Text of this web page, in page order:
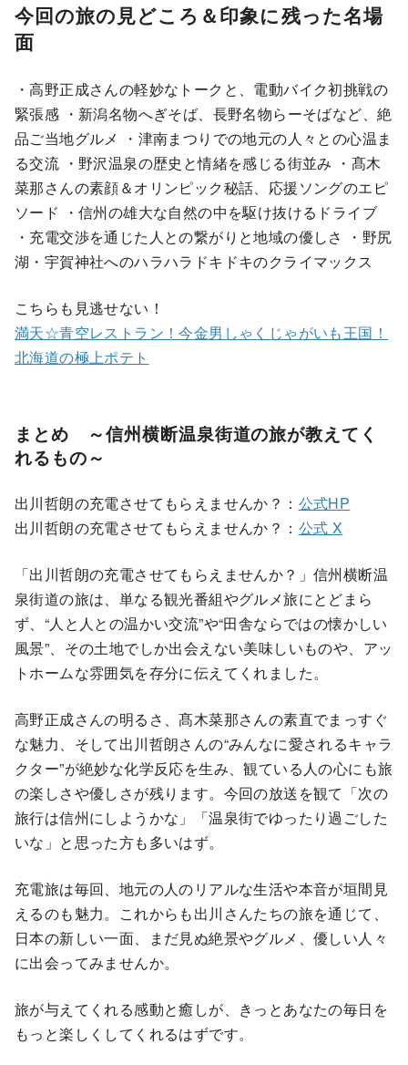
今回の旅の見どころ＆印象に残った名場
面
・高野正成さんの軽妙なトークと、電動バイク初挑戦の
緊張感 ・新潟名物へぎそば、長野名物らーそばなど、絶
品ご当地グルメ ・津南まつりでの地元の人々との心温ま
る交流 ・野沢温泉の歴史と情緒を感じる街並み ・髙木
菜那さんの素顔＆オリンピック秘話、応援ソングのエピ
ソード ・信州の雄大な自然の中を駆け抜けるドライブ
・充電交渉を通じた人との繋がりと地域の優しさ ・野尻
湖・宇賀神社へのハラハラドキドキのクライマックス
こちらも見逃せない！
満天☆青空レストラン！今金男しゃくじゃがいも王国！
北海道の極上ポテト
まとめ ～信州横断温泉街道の旅が教えてく
れるもの～
出川哲朗の充電させてもらえませんか？： 公式HP
出川哲朗の充電させてもらえませんか？： 公式 X
「出川哲朗の充電させてもらえませんか？」信州横断温
泉街道の旅は、単なる観光番組やグルメ旅にとどまら
ず、“人と人との温かい交流”や“田舎ならではの懐かしい
風景”、その土地でしか出会えない美味しいものや、アッ
トホームな雰囲気を存分に伝えてくれました。
高野正成さんの明るさ、髙木菜那さんの素直でまっすぐ
な魅力、そして出川哲朗さんの“みんなに愛されるキャラ
クター”が絶妙な化学反応を生み、観ている人の心にも旅
の楽しさや優しさが残ります。今回の放送を観て「次の
旅行は信州にしようかな」「温泉街でゆったり過ごした
いな」と思った方も多いはず。
充電旅は毎回、地元の人のリアルな生活や本音が垣間見
えるのも魅力。これからも出川さんたちの旅を通じて、
日本の新しい一面、まだ見ぬ絶景やグルメ、優しい人々
に出会ってみませんか。
旅が与えてくれる感動と癒しが、きっとあなたの毎日を
もっと楽しくしてくれるはずです。